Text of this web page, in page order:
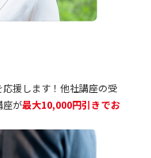
援します！他社講座の受
座が最大10,000円引きでお